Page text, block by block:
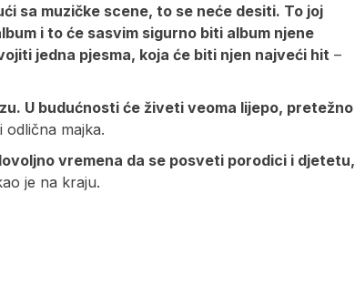
sa muzičke scene, to se neće desiti. To joj
i to će sasvim sigurno biti album njene
jedna pjesma, koja će biti njen najveći hit –
U budućnosti će živeti veoma lijepo, pretežno
odlična majka.
vremena da se posveti porodici i djetetu,
je na kraju.